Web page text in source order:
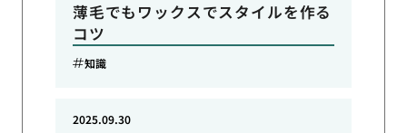
薄毛でもワックスでスタイルを作る
コツ
知識
2025.09.30